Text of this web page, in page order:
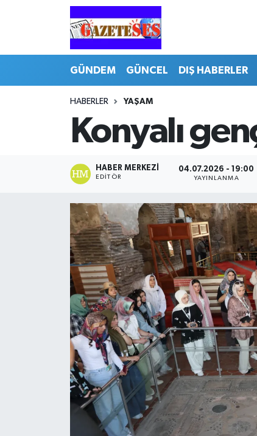
GÜNDEM GÜNCEL DIŞ HABERLER
HABERLER YAŞAM
Konyalı
HABER MERKEZI
EDITÖR
04.07.2026 - 19:00
YAYINLANMA